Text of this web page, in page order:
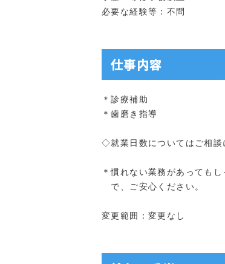
必要な経験等：不問
仕事内容
＊診療補助
＊歯磨き指導
◇就業日数についてはご相談
＊慣れない業務があっても
で、ご安心ください。
変更範囲：変更なし